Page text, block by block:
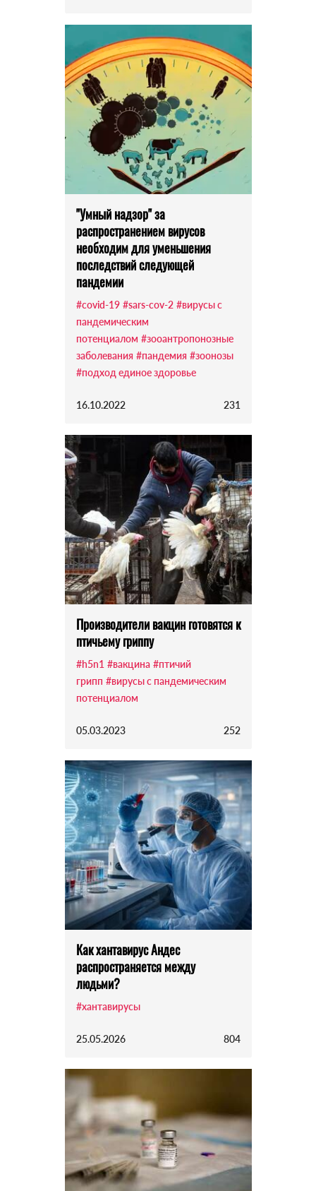
"Умный надзор" за
распространением вирусов
необходим для уменьшения
последствий следующей
пандемии
#covid-19 #sars-cov-2 #вирусы с
пандемическим
потенциалом #зооантропонозные
заболевания #пандемия #зоонозы
#подход единое здоровье
16.10.2022 231
Производители вакцин готовятся к
птичьему гриппу
#h5n1 #вакцина #птичий
грипп #вирусы с пандемическим
потенциалом
05.03.2023 252
Как хантавирус Андес
распространяется между
людьми?
#хантавирусы
25.05.2026 804